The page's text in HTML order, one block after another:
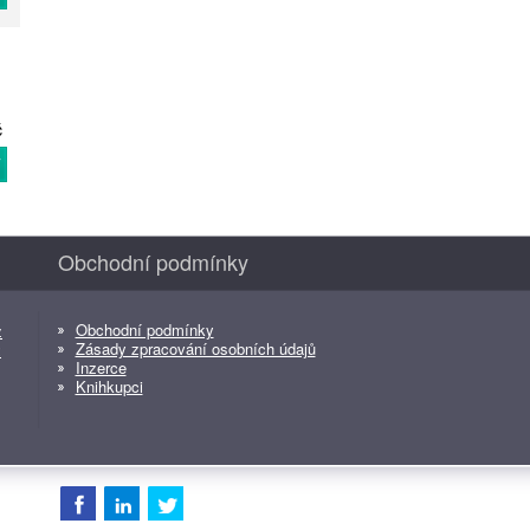
Obchodní podmínky
Obchodní podmínky
Zásady zpracování osobních údajů
Inzerce
Knihkupci